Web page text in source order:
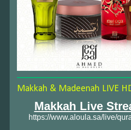
Makkah & Madeenah LIVE
Makkah Live
https://www.aloula.sa/live/